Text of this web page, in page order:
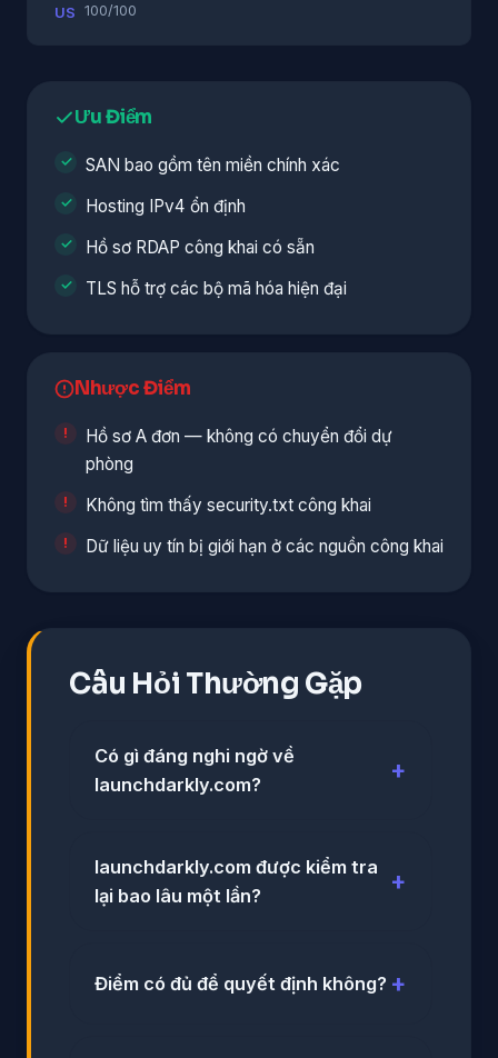
US 100/100
Ưu Điểm
SAN bao gồm tên miền chính xác
Hosting IPv4 ổn định
Hồ sơ RDAP công khai có sẵn
TLS hỗ trợ các bộ mã hóa hiện đại
Nhược Điểm
Hồ sơ A đơn — không có chuyển đổi dự
phòng
Không tìm thấy security.txt công khai
Dữ liệu uy tín bị giới hạn ở các nguồn công khai
Câu Hỏi Thường Gặp
Có gì đáng nghi ngờ về
launchdarkly.com?
launchdarkly.com được kiểm tra
lại bao lâu một lần?
Điểm có đủ để quyết định không?